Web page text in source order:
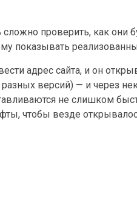
проверить, как они
показывать
адрес сайта, и он
версий) — и через
не слишком
чтобы везде